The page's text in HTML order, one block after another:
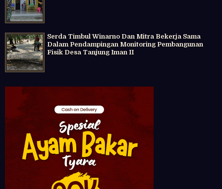
Serda Timbul Winarno Dan Mitra Bekerja Sama
Dalam Pendampingan Monitoring Pembangunan
Fisik Desa Tanjung Iman II